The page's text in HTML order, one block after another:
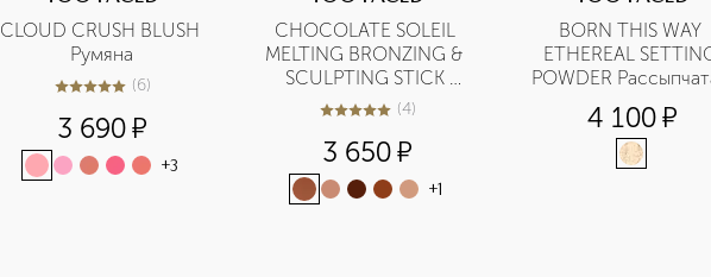
CLOUD CRUSH BLUSH
Румяна
5из 56 (6)
3 690¤
+3
CHOCOLATE SOLEIL
MELTING BRONZING &
SCULPTING STICK
Бронзирующий и
стик для лица
5из 54 (4)
3 650¤
+1
BORN THIS WAY
ETHEREAL
POWDER
фиксирующая пудра
для лица
4 100¤